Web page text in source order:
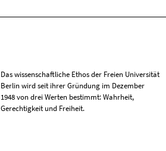
Das wissenschaftliche Ethos der Freien Universität
Berlin wird seit ihrer Gründung im Dezember
1948 von drei Werten bestimmt: Wahrheit,
Gerechtigkeit und Freiheit.